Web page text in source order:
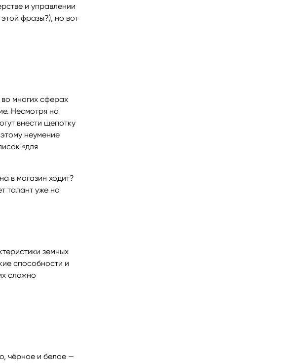
и управлении
фразы?), но вот
многих сферах
Несмотря на
внести щепотку
неумение
«для
в магазин ходит?
талант уже на
земных
способности и
сложно
чёрное и белое —